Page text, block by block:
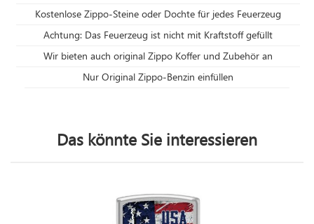
Kostenlose Zippo-Steine oder Dochte für jedes Feuerzeug
Achtung: Das Feuerzeug ist nicht mit Kraftstoff gefüllt
Wir bieten auch original Zippo Koffer und Zubehör an
Nur Original Zippo-Benzin einfüllen
Das könnte Sie interessieren